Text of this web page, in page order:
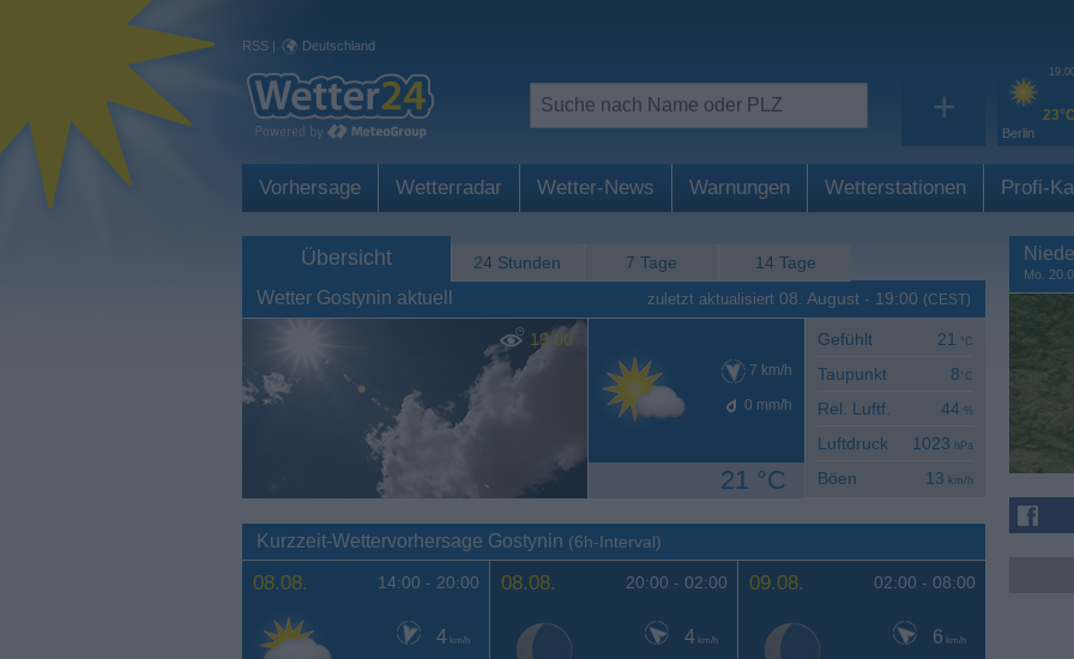
RSS | Deutschland
+ 23°C
Berlin
Vorhersage Wetterradar Wetter-News Warnungen Wetterstationen Profi-
Übersicht 24 Stunden 7 Tage 14 Tage
Wetter Gostynin aktuell zuletzt aktualisiert 08. August - 19:00 (CEST)
19:00
7 km/h
0 mm/h
21 °C
Gefühlt 21 °C
Taupunkt 8 °C
Rel. Luftf. 44 %
Luftdruck 1023 hPa
Böen 13 km/h
Kurzzeit-Wettervorhersage Gostynin (6h-Interval)
08.08. 14:00 - 20:00
4 km/h
08.08. 20:00 - 02:00
4 km/h
09.08. 02:00 - 08:00
6 km/h
Mo.